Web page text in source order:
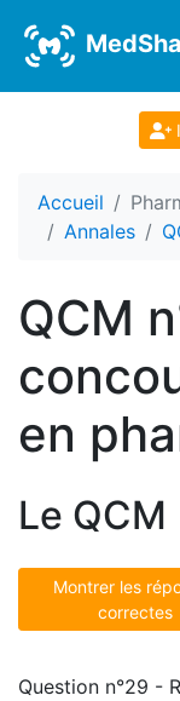
Accueil
Annales
QCM
en
Le QCM
Montrer les
correctes
Question n°29 -